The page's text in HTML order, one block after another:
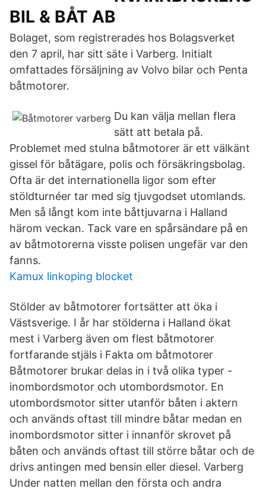
BIL & BÅT AB
Bolaget, som registrerades hos Bolagsverket
den 7 april, har sitt säte i Varberg. Initialt
omfattades försäljning av Volvo bilar och Penta
båtmotorer.
Du kan välja mellan flera
sätt att betala på.
Problemet med stulna båtmotorer är ett välkänt
gissel för båtägare, polis och försäkringsbolag.
Ofta är det internationella ligor som efter
stöldturnéer tar med sig tjuvgodset utomlands.
Men så långt kom inte båttjuvarna i Halland
härom veckan. Tack vare en spårsändare på en
av båtmotorerna visste polisen ungefär var den
fanns.
Kamux linkoping blocket
Stölder av båtmotorer fortsätter att öka i
Västsverige. I år har stölderna i Halland ökat
mest i Varberg även om flest båtmotorer
fortfarande stjäls i Fakta om båtmotorer
Båtmotorer brukar delas in i två olika typer -
inombordsmotor och utombordsmotor. En
utombordsmotor sitter utanför båten i aktern
och används oftast till mindre båtar medan en
inombordsmotor sitter i innanför skrovet på
båten och används oftast till större båtar och de
drivs antingen med bensin eller diesel. Varberg
Under natten mellan den första och andra